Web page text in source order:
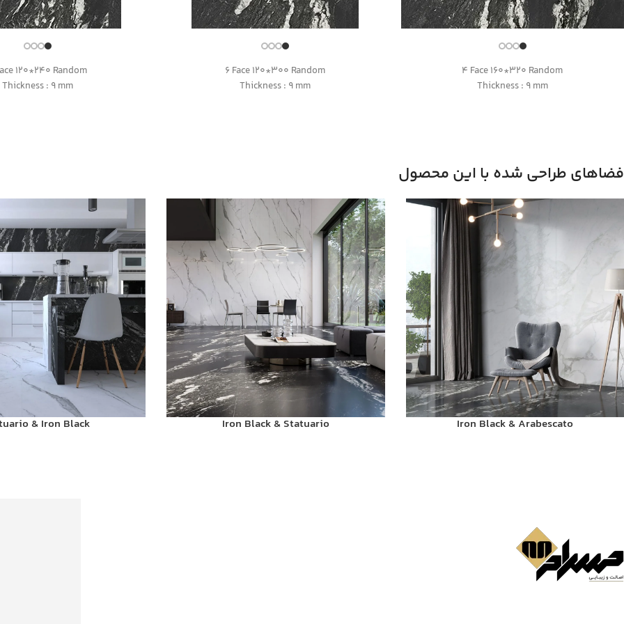
4 Face 160*320 Random
Thickness : 9 mm
6 Face 120*300 Random
Thickness : 9 mm
120*240 Random
Thickness : 9 mm
فضاهای طراحی شده با این محصول
Iron Black & Arabescato
Iron Black & Statuario
& Iron Black